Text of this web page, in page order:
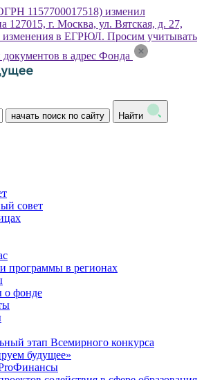
1157700017518) изменил
127015, г. Москва, ул. Вятская, д. 27,
изменения в ЕГРЮЛ. Просим учитывать
в адрес Фонда
начать поиск по сайту Найти
совет
программы в регионах
о фонде
этап Всемирного конкурса
будущее»